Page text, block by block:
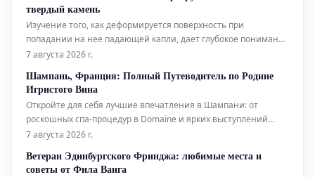
твердый камень
Изучение того, как деформируется поверхность при
попадании на нее падающей капли, дает глубокое понимание
эрозионной мощи воды.
7 августа 2026 г.
Шампань, Франция: Полный Путеводитель по Родине
Игристого Вина
Откройте для себя лучшие впечатления в Шампани: от
роскошных спа-процедур в Domaine и ярких выступлений
живого хип-хопа до уникальных дегустаций на речных судах.
остановиться в этом легендарном регионе.
7 августа 2026 г.
Ветеран Эдинбургского Фринджа: любимые места и
советы от Фила Ванга